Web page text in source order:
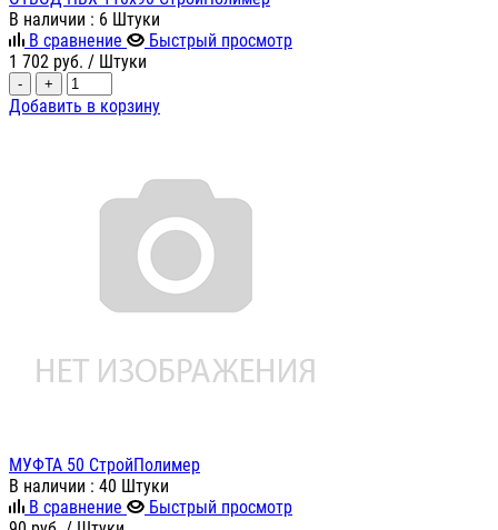
В наличии : 6 Штуки
В сравнение
Быстрый просмотр
1 702 руб. / Штуки
- +
Добавить в корзину
МУФТА 50 СтройПолимер
В наличии : 40 Штуки
В сравнение
Быстрый просмотр